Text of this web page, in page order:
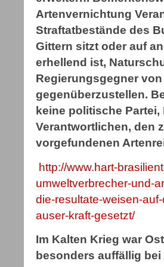
Artenvernichtung
Straftatbestände des
Gittern sitzt oder auf
erhellend ist,
Regierungsgegner
gegenüberzustellen.
keine politische
Verantwortlichen, den
vorgefundenen
http://www.hart-
umweltverbrecher-und-
die-resultate-weisen-
auser-kraft-gesetzt/
Im Kalten Krieg war
besonders auffällig